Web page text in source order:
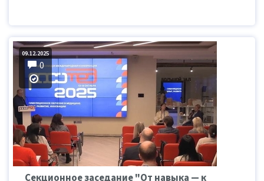
09.12.2025
0
Секционное заседание "От навыка — к